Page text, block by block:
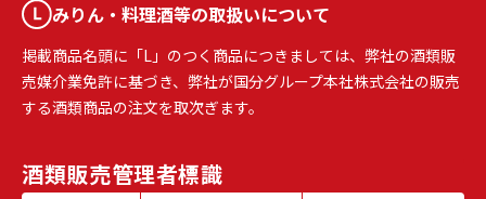
みりん・料理酒等の取扱いについて
掲載商品名頭に「L」のつく商品につきましては、弊社の酒類販
売媒介業免許に基づき、弊社が国分グループ本社株式会社の販売
する酒類商品の注文を取次ぎます。
酒類販売管理者標識